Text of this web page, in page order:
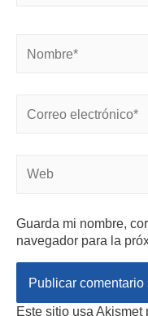
Guarda mi nombre,
navegador para la
Este sitio usa Akismet